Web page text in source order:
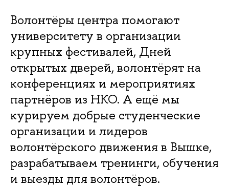
Волонтёры центра помогают
университету в организации
крупных фестивалей, Дней
открытых дверей, волонтёрят на
конференциях и мероприятиях
партнёров из НКО. А ещё мы
курируем добрые студенческие
организации и лидеров
волонтёрского движения в Вышке,
разрабатываем тренинги, обучения
и выезды для волонтёров.